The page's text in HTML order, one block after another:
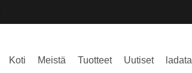
Koti Meistä Tuotteet Uutiset ladata